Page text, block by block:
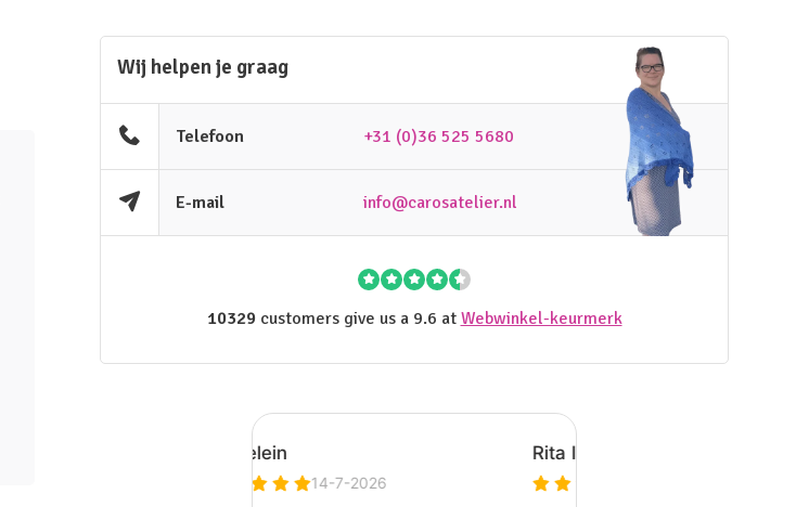
Wij helpen je graag
Telefoon +31 (0)36 525 5680
E-mail info@carosatelier.nl
10329customers give us a 9.6 at Webwinkel-keurmerk